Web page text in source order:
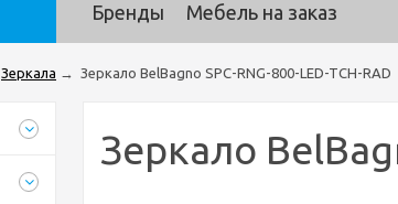
Бренды Мебель на заказ
Зеркала → Зеркало BelBagno SPC-RNG-800-LED-TCH-RAD
Зеркало